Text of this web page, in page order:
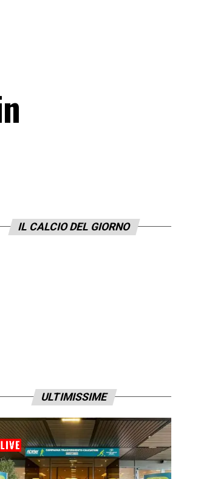
IL CALCIO DEL GIORNO
ULTIMISSIME